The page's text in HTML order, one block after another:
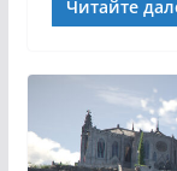
Читайте